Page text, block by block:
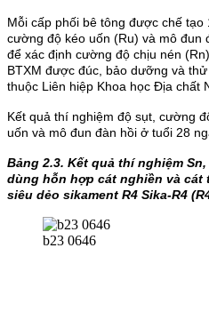
Mỗi cấp phối bê tông được chế tạo
cường độ kéo uốn (Ru) và mô đun
để xác định cường độ chịu nén
BTXM được đúc, bảo dưỡng và
thuộc Liên hiệp Khoa học Địa chất
Kết quả thí nghiệm độ sụt, cường
uốn và mô đun đàn hồi ở tuổi 28
Bảng 2.3. Kết quả thí nghiệm Sn,
dùng hỗn hợp cát nghiền và
siêu dẻo sikament R4 Sika-R4
b23 0646